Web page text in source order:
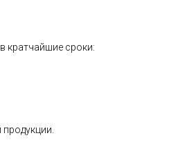
кратчайшие сроки: